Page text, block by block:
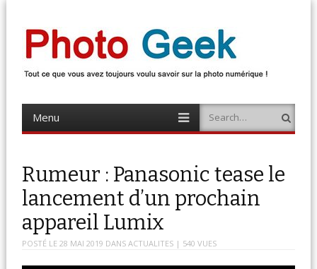
Photo Geek
Menu
content
Search
Rumeur : Panasonic tease le
lancement d’un prochain
appareil Lumix
POSTÉ LE 28 MAI 2019 DANSACTUALITES | 540 VUES